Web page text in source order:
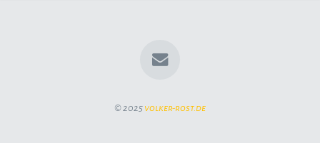
© 2025 volker-rost.de